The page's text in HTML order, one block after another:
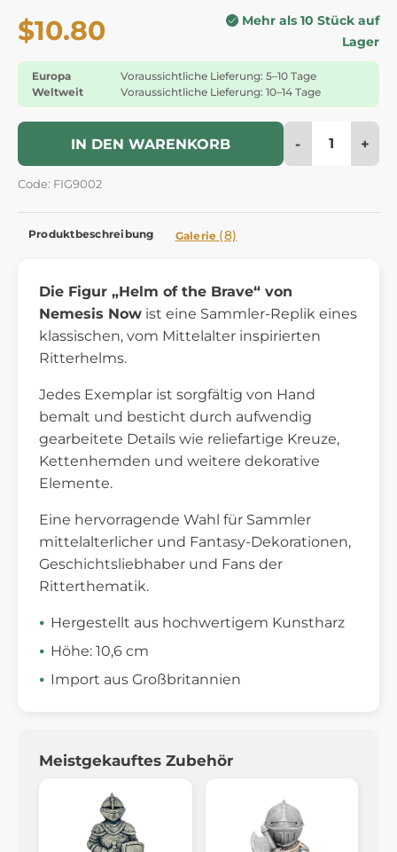
$10.80
Mehr als 10 Stück auf
Lager
Europa
Voraussichtliche Lieferung: 5–10 Tage
Weltweit
Voraussichtliche Lieferung: 10–14 Tage
IN DEN WARENKORB - +
Code: FIG9002
Produktbeschreibung Galerie (8)
Die Figur „Helm of the Brave“ von
Nemesis Now ist eine Sammler-Replik eines
klassischen, vom Mittelalter inspirierten
Ritterhelms.
Jedes Exemplar ist sorgfältig von Hand
bemalt und besticht durch aufwendig
gearbeitete Details wie reliefartige Kreuze,
Kettenhemden und weitere dekorative
Elemente.
Eine hervorragende Wahl für Sammler
mittelalterlicher und Fantasy-Dekorationen,
Geschichtsliebhaber und Fans der
Ritterthematik.
Hergestellt aus hochwertigem Kunstharz
Höhe: 10,6 cm
Import aus Großbritannien
Meistgekauftes Zubehör